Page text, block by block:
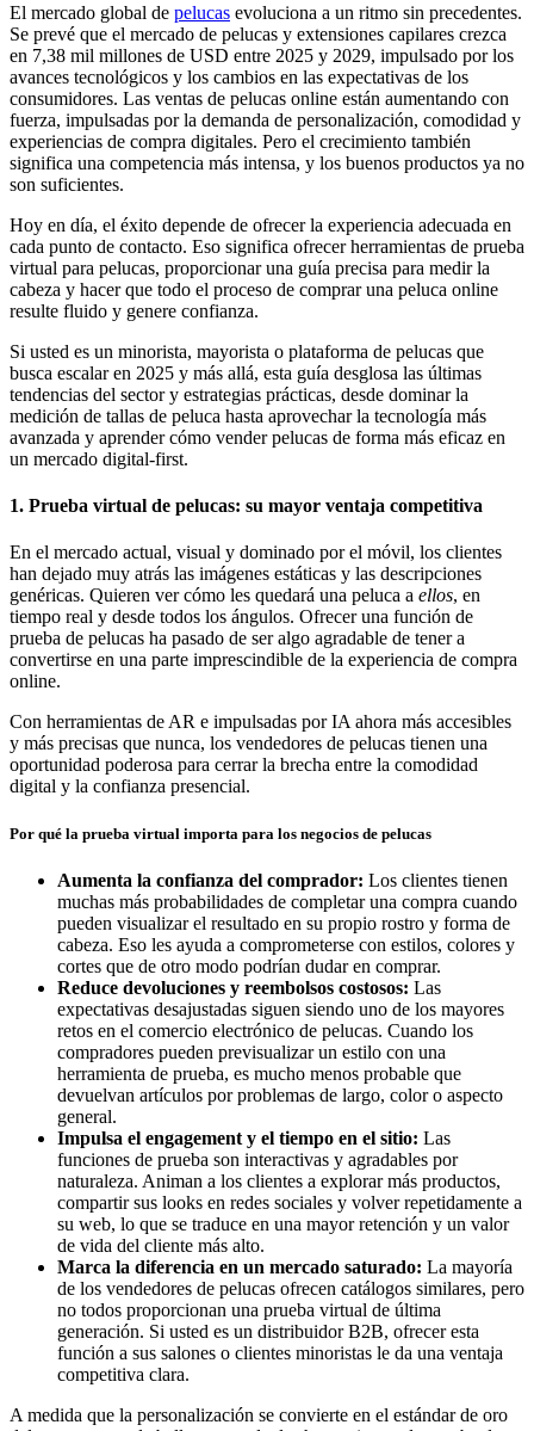
El mercado global de pelucas evoluciona a un ritmo sin precedentes.
Se prevé que el mercado de pelucas y extensiones capilares crezca
en 7,38 mil millones de USD entre 2025 y 2029, impulsado por los
avances tecnológicos y los cambios en las expectativas de los
consumidores. Las ventas de pelucas online están aumentando con
fuerza, impulsadas por la demanda de personalización, comodidad y
experiencias de compra digitales. Pero el crecimiento también
significa una competencia más intensa, y los buenos productos ya no
son suficientes.
Hoy en día, el éxito depende de ofrecer la experiencia adecuada en
cada punto de contacto. Eso significa ofrecer herramientas de prueba
virtual para pelucas, proporcionar una guía precisa para medir la
cabeza y hacer que todo el proceso de comprar una peluca online
resulte fluido y genere confianza.
Si usted es un minorista, mayorista o plataforma de pelucas que
busca escalar en 2025 y más allá, esta guía desglosa las últimas
tendencias del sector y estrategias prácticas, desde dominar la
medición de tallas de peluca hasta aprovechar la tecnología más
avanzada y aprender cómo vender pelucas de forma más eficaz en
un mercado digital-first.
1. Prueba virtual de pelucas: su mayor ventaja competitiva
En el mercado actual, visual y dominado por el móvil, los clientes
han dejado muy atrás las imágenes estáticas y las descripciones
genéricas. Quieren ver cómo les quedará una peluca a ellos, en
tiempo real y desde todos los ángulos. Ofrecer una función de
prueba de pelucas ha pasado de ser algo agradable de tener a
convertirse en una parte imprescindible de la experiencia de compra
online.
Con herramientas de AR e impulsadas por IA ahora más accesibles
y más precisas que nunca, los vendedores de pelucas tienen una
oportunidad poderosa para cerrar la brecha entre la comodidad
digital y la confianza presencial.
Por qué la prueba virtual importa para los negocios de pelucas
Aumenta la confianza del comprador: Los clientes tienen
muchas más probabilidades de completar una compra cuando
pueden visualizar el resultado en su propio rostro y forma de
cabeza. Eso les ayuda a comprometerse con estilos, colores y
cortes que de otro modo podrían dudar en comprar.
Reduce devoluciones y reembolsos costosos: Las
expectativas desajustadas siguen siendo uno de los mayores
retos en el comercio electrónico de pelucas. Cuando los
compradores pueden previsualizar un estilo con una
herramienta de prueba, es mucho menos probable que
devuelvan artículos por problemas de largo, color o aspecto
general.
Impulsa el engagement y el tiempo en el sitio: Las
funciones de prueba son interactivas y agradables por
naturaleza. Animan a los clientes a explorar más productos,
compartir sus looks en redes sociales y volver repetidamente a
su web, lo que se traduce en una mayor retención y un valor
de vida del cliente más alto.
Marca la diferencia en un mercado saturado: La mayoría
de los vendedores de pelucas ofrecen catálogos similares, pero
no todos proporcionan una prueba virtual de última
generación. Si usted es un distribuidor B2B, ofrecer esta
función a sus salones o clientes minoristas le da una ventaja
competitiva clara.
A medida que la personalización se convierte en el estándar de oro